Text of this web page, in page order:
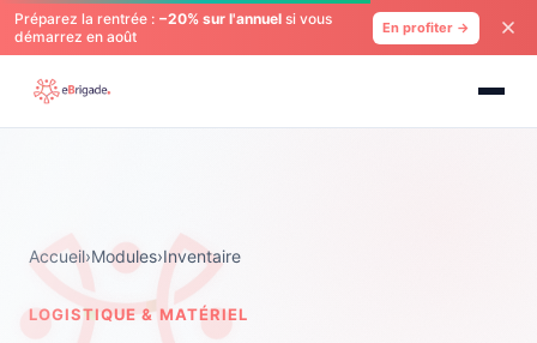
Préparez la rentrée : −20% sur l'annuel si vous
démarrez en août
En profiter →
Accueil›Modules›Inventaire
LOGISTIQUE & MATÉRIEL